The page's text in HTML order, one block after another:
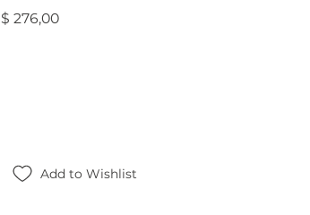
Precio
$ 276,00
Add to Wishlist